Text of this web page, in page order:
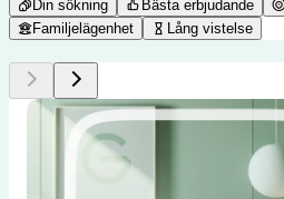
Din sökning
Bästa erbjudande
Familjelägenhet
Lång vistelse